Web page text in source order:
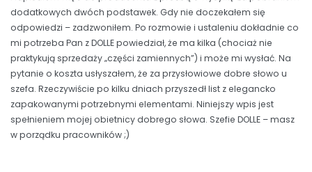
dodatkowych dwóch podstawek. Gdy nie doczekałem się
odpowiedzi – zadzwoniłem. Po rozmowie i ustaleniu dokładnie co
mi potrzeba Pan z DOLLE powiedział, że ma kilka (chociaż nie
praktykują sprzedaży „części zamiennych”) i może mi wysłać. Na
pytanie o koszta usłyszałem, że za przysłowiowe dobre słowo u
szefa. Rzeczywiście po kilku dniach przyszedł list z elegancko
zapakowanymi potrzebnymi elementami. Niniejszy wpis jest
spełnieniem mojej obietnicy dobrego słowa. Szefie DOLLE – masz
w porządku pracowników ;)